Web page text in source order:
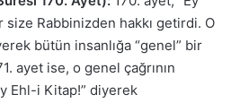
size Rabbinizden hakkı getirdi. O
bütün insanlığa “genel” bir
ayet ise, o genel çağrının
Ehl-i Kitap!” diyerek